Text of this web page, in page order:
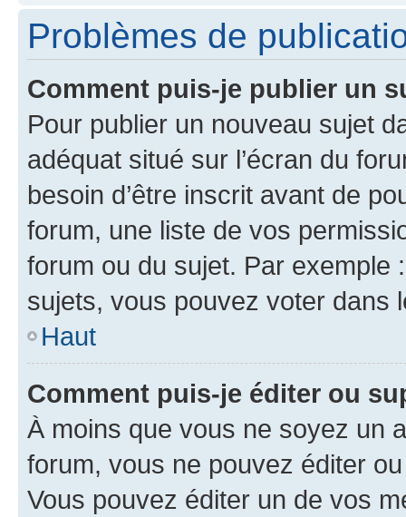
Problèmes de
Comment puis-je publier un
Pour publier un nouveau sujet
adéquat situé sur l’écran du
besoin d’être inscrit avant de
forum, une liste de vos
forum ou du sujet. Par exemple
sujets, vous pouvez voter dans
Haut
Comment puis-je éditer ou
À moins que vous ne soyez un
forum, vous ne pouvez éditer
Vous pouvez éditer un de vos